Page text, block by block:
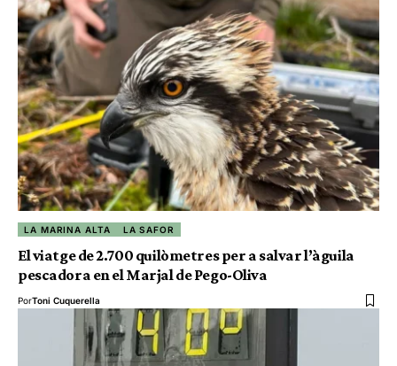
LA MARINA ALTA LA SAFOR
El viatge de 2.700 quilòmetres per a salvar l’àguila
pescadora en el Marjal de Pego-Oliva
PorToni Cuquerella